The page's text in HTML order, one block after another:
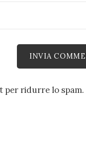
per ridurre lo spam.